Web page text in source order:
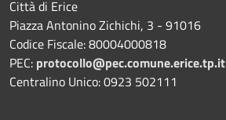
Città di Erice
Piazza Antonino Zichichi, 3 - 91016
Codice Fiscale: 80004000818
PEC: protocollo@pec.comune.erice.tp.it
Centralino Unico: 0923 502111